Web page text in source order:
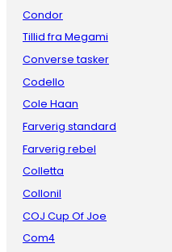
Condor
Tillid fra Megami
Converse tasker
Codello
Cole Haan
Farverig standard
Farverig rebel
Colletta
Collonil
COJ Cup Of Joe
Com4